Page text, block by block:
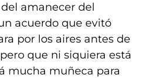
amanecer del
acuerdo que evitó
por los aires antes de
que ni siquiera está
mucha muñeca para